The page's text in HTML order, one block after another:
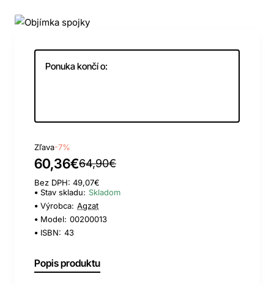
Ponuka končí o:
Zľava-7%
60,36€64,90€
Bez DPH: 49,07€
Stav skladu: Skladom
Výrobca: Agzat
Model: 00200013
ISBN: 43
Popis produktu